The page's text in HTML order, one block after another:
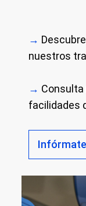
→
nuestros
→
facilidades
Infórmate